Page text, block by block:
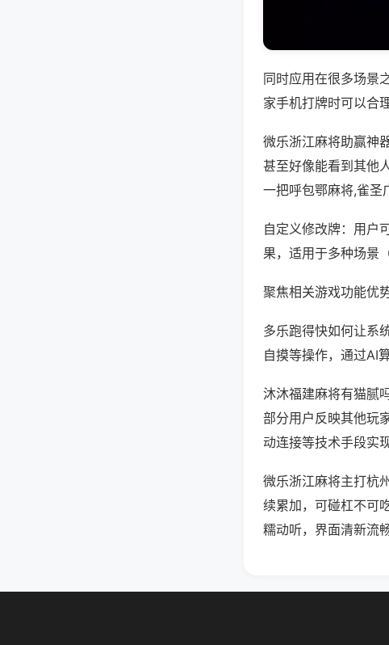
同时应用在很多场景
家手机打牌时可以合
微乐浙江麻将助赢神
甚至好像能看到其他
一把呼包鄂麻将,雀圣
自定义修改牌：用户
果，适用于多种场景
聚焦相关游戏功能优
多乐跑得快如何让系
自摸等操作，通过AI
沐沐福建麻将有猫腻
部分用户反映其他玩
动连接等技术手段实
微乐浙江麻将主打杭
续累加，可碰杠不可
糯动听，界面清新流